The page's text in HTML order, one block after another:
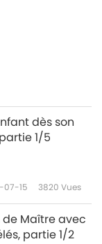
8/14
9/14
10/14
dès son
1/5
07-15 3820 Vues
Maître avec
partie 1/2